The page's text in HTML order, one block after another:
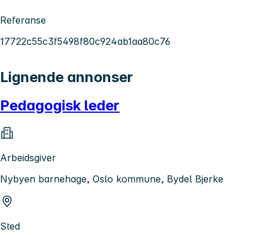
Referanse
17722c55c3f5498f80c924ab1aa80c76
Lignende annonser
Pedagogisk leder
Arbeidsgiver
Nybyen barnehage, Oslo kommune, Bydel Bjerke
Sted